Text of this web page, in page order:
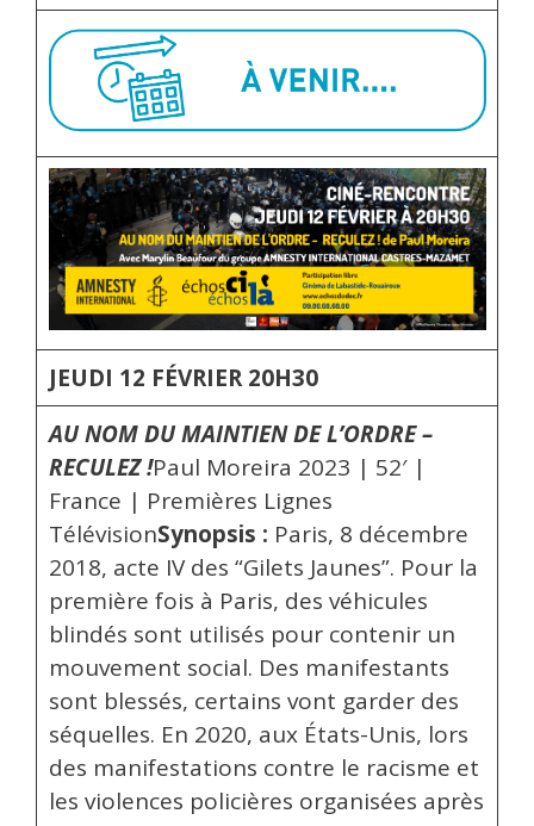
JEUDI 12 FÉVRIER 20H30
AU NOM DU MAINTIEN DE L’ORDRE –
RECULEZ !Paul Moreira 2023 | 52′ |
France | Premières Lignes
TélévisionSynopsis : Paris, 8 décembre
2018, acte IV des “Gilets Jaunes”. Pour la
première fois à Paris, des véhicules
blindés sont utilisés pour contenir un
mouvement social. Des manifestants
sont blessés, certains vont garder des
séquelles. En 2020, aux États-Unis, lors
des manifestations contre le racisme et
les violences policières organisées après